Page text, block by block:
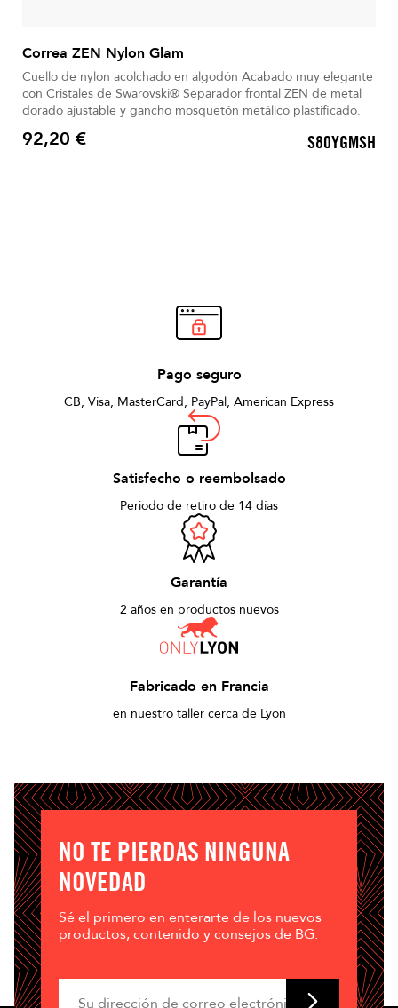
Correa ZEN Nylon Glam
Cuello de nylon acolchado en algodón Acabado muy elegante
con Cristales de Swarovski® Separador frontal ZEN de metal
dorado ajustable y gancho mosquetón metálico plastificado.
Precio
92,20 € S80YGMSH
Pago seguro
CB, Visa, MasterCard, PayPal, American Express
Satisfecho o reembolsado
Periodo de retiro de 14 días
Garantía
2 años en productos nuevos
Fabricado en Francia
en nuestro taller cerca de Lyon
NO TE PIERDAS NINGUNA
NOVEDAD
Sé el primero en enterarte de los nuevos
productos, contenido y consejos de BG.